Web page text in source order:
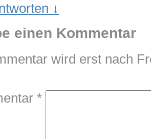
↓
einen Kommentar
wird erst nach
*